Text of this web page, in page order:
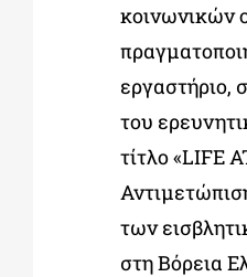
κοινωνικών
εργαστήριο,
του
τίτλο «LIFE
των
στη Βόρεια